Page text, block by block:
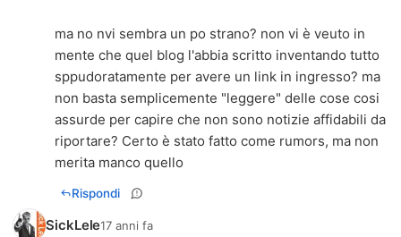
ma no nvi sembra un po strano? non vi è veuto in
mente che quel blog l'abbia scritto inventando tutto
sppudoratamente per avere un link in ingresso? ma
non basta semplicemente "leggere" delle cose cosi
assurde per capire che non sono notizie affidabili da
riportare? Certo è stato fatto come rumors, ma non
merita manco quello
Rispondi
SickLele17 anni fa